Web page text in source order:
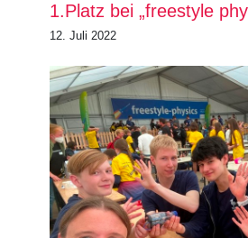
1.Platz bei „freestyle
12. Juli 2022